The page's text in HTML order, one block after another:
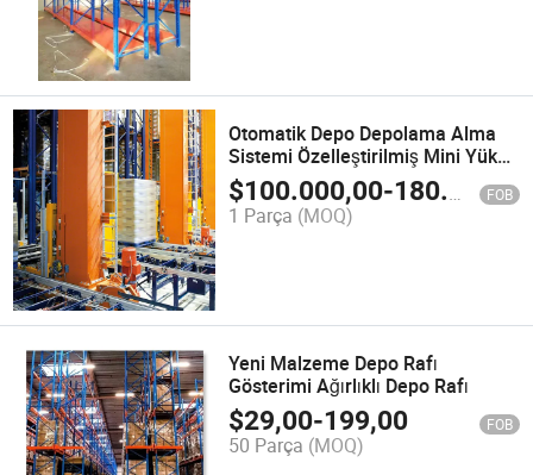
Otomatik Depo Depolama Alma
Sistemi Özelleştirilmiş Mini Yük
Shuttle ASRS
$100.000,00-180.000,00 FOB
1 Parça (MOQ)
Yeni Malzeme Depo Rafı
Gösterimi Ağırlıklı Depo Rafı
$29,00-199,00 FOB
50 Parça (MOQ)